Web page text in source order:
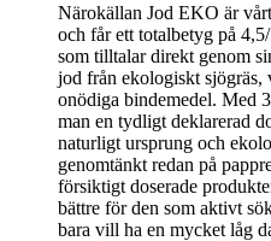
Närokällan Jod EKO är
och får ett totalbetyg på
som tilltalar direkt genom
jod från ekologiskt sjögräs,
onödiga bindemedel. Med
man en tydligt deklarerad
naturligt ursprung och
genomtänkt redan på
försiktigt doserade
bättre för den som aktivt
bara vill ha en mycket låg